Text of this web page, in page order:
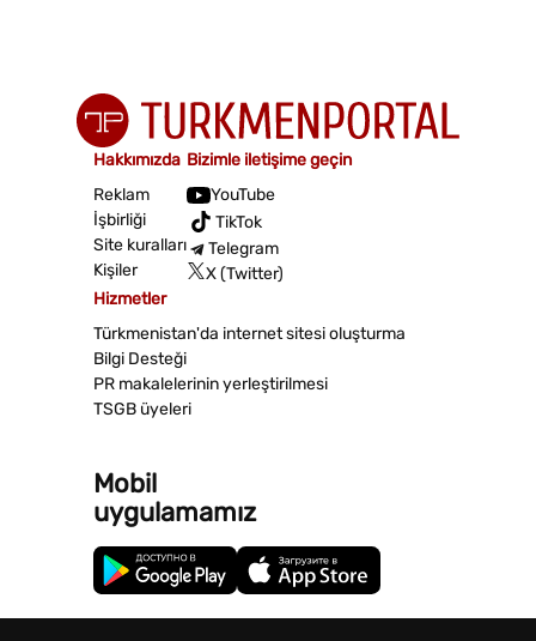
Hakkımızda
Reklam
İşbirliği
Site kuralları
Kişiler
Bizimle iletişime geçin
YouTube
TikTok
Telegram
X (Twitter)
Hizmetler
Türkmenistan'da internet sitesi oluşturma
Bilgi Desteği
PR makalelerinin yerleştirilmesi
TSGB üyeleri
Mobil
uygulamamız